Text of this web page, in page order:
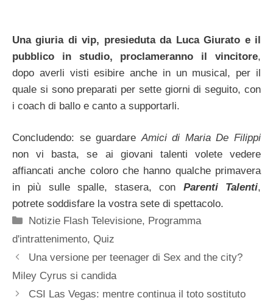
Una giuria di vip, presieduta da Luca Giurato e il
pubblico in studio, proclameranno il vincitore,
dopo averli visti esibire anche in un musical, per il
quale si sono preparati per sette giorni di seguito, con
i coach di ballo e canto a supportarli.
Concludendo: se guardareAmici di Maria De Filippi
non vi basta, se ai giovani talenti volete vedere
affiancati anche coloro che hanno qualche primavera
in più sulle spalle, stasera, con Parenti Talenti,
potrete soddisfare la vostra sete di spettacolo.
Categorie
Notizie Flash Televisione, Programma
d'intrattenimento, Quiz
Una versione per teenager di Sex and the city?
Miley Cyrus si candida
CSI Las Vegas: mentre continua il toto sostituto